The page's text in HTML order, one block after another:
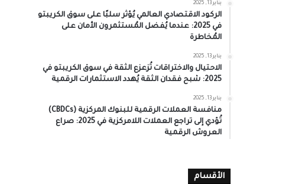
يناير 13, 2025
الركود الاقتصادي العالمي يُؤثر سلبًا على سوق الكريبتو
في 2025: عندما يُفضل المُستثمرون الأمان على
المُخاطرة
يناير 13, 2025
الاحتيال والاختراقات تُزعزع الثقة في سوق الكريبتو في
2025: شبح فقدان الثقة يُهدد الاستثمارات الرقمية
يناير 13, 2025
منافسة العملات الرقمية للبنوك المركزية (CBDCs)
تُؤدي إلى تراجع العملات اللامركزية في 2025: صراع
العروش الرقمية
الأقسام